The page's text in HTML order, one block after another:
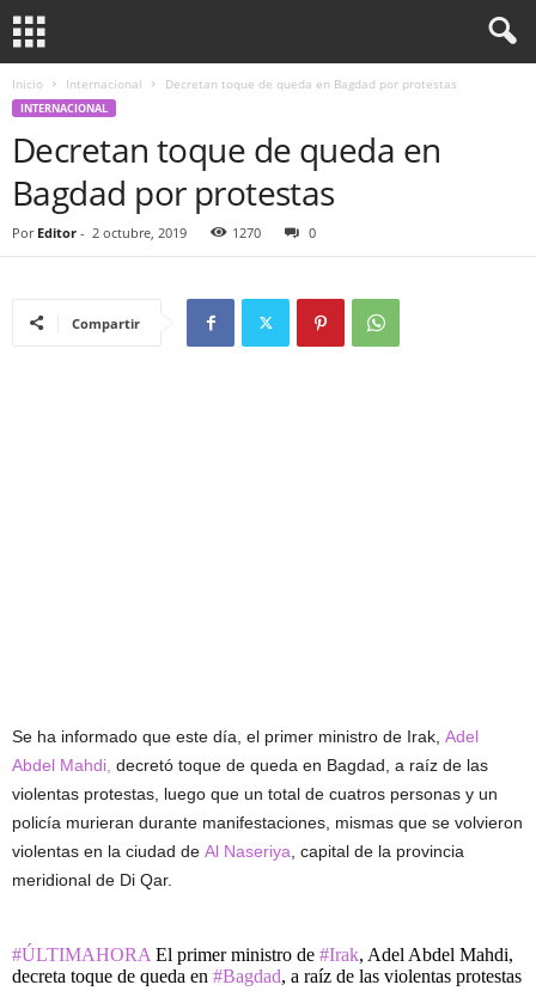
Inicio Internacional Decretan toque de queda en Bagdad por protestas
INTERNACIONAL
Decretan toque de queda en
Bagdad por protestas
Por Editor - 2 octubre, 2019 1270 0
Compartir
Se ha informado que este día, el primer ministro de Irak, Adel
Abdel Mahdi, decretó toque de queda en Bagdad, a raíz de las
violentas protestas, luego que un total de cuatros personas y un
policía murieran durante manifestaciones, mismas que se volvieron
violentas en la ciudad de Al Naseriya , capital de la provincia
meridional de Di Qar.
#ÚLTIMAHORA El primer ministro de #Irak, Adel Abdel Mahdi,
decreta toque de queda en #Bagdad, a raíz de las violentas protestas